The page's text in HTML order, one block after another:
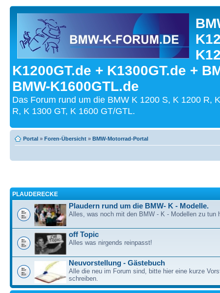
K1200GT.de + K1300GT.de +
BMW-K1600GTL.de
Das Forum rund um die BMW K 1200 S, K 1200 R,
R, K 1300 GT, K 1600 GT/GTL.
Portal » Foren-Übersicht » BMW-Motorrad-Portal
PLAUDERECKE
Plaudern rund um die BMW- K - Modelle.
Alles, was noch mit den BMW - K - Modellen zu tun
off Topic
Alles was nirgends reinpasst!
Neuvorstellung - Gästebuch
Alle die neu im Forum sind, bitte hier eine kurze
schreiben.